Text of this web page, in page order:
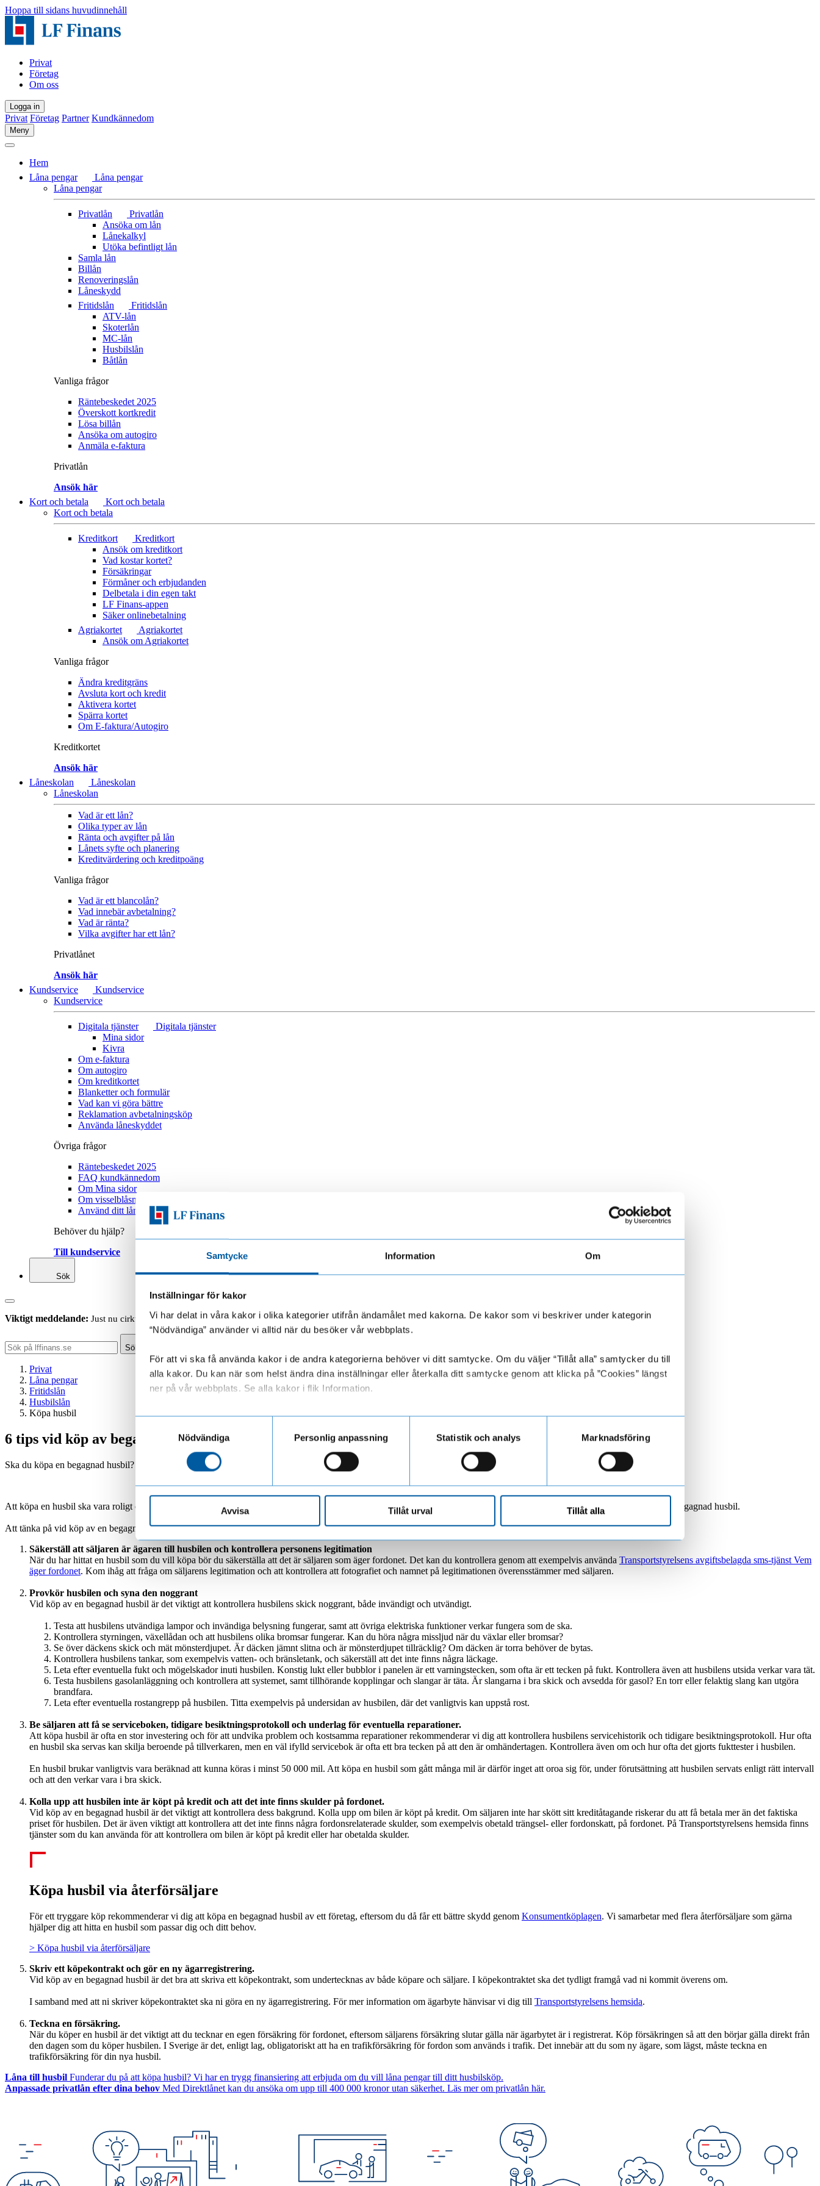
Samtycke Information Om
Inställningar för kakor
Vi har delat in våra kakor i olika kategorier utifrån ändamålet med kakorna. De kakor som vi beskriver under kategorin
“Nödvändiga” använder vi alltid när du besöker vår webbplats.
För att vi ska få använda kakor i de andra kategorierna behöver vi ditt samtycke. Om du väljer “Tillåt alla” samtycker du till
alla kakor. Du kan när som helst ändra dina inställningar eller återkalla ditt samtycke genom att klicka på ”Cookies” längst
ner på vår webbplats. Se alla kakor i flik Information.
Läs mer om hur vi behandlar personuppgifter när du besöker vår webbplats
Nödvändiga
Personlig anpassning Statistik och analys Marknadsföring
Avvisa Tillåt urval Tillåt alla
Hoppa till sidans huvudinnehåll
Privat
Företag
Om oss
Logga in
Privat Företag Partner Kundkännedom
Meny
Hem
Låna pengar
Låna pengar
Låna pengar
Privatlån
Privatlån
Ansöka om lån
Lånekalkyl
Utöka befintligt lån
Samla lån
Billån
Renoveringslån
Låneskydd
Fritidslån
Fritidslån
ATV-lån
Skoterlån
MC-lån
Husbilslån
Båtlån
Vanliga frågor
Räntebeskedet 2025
Överskott kortkredit
Lösa billån
Ansöka om autogiro
Anmäla e-faktura
Privatlån
Ansök här
Kort och betala
Kort och betala
Kort och betala
Kreditkort
Kreditkort
Ansök om kreditkort
Vad kostar kortet?
Försäkringar
Förmåner och erbjudanden
Delbetala i din egen takt
LF Finans-appen
Säker onlinebetalning
Agriakortet
Agriakortet
Ansök om Agriakortet
Vanliga frågor
Ändra kreditgräns
Avsluta kort och kredit
Aktivera kortet
Spärra kortet
Om E-faktura/Autogiro
Kreditkortet
Ansök här
Låneskolan
Låneskolan
Låneskolan
Vad är ett lån?
Olika typer av lån
Ränta och avgifter på lån
Lånets syfte och planering
Kreditvärdering och kreditpoäng
Vanliga frågor
Vad är ett blancolån?
Vad innebär avbetalning?
Vad är ränta?
Vilka avgifter har ett lån?
Privatlånet
Ansök här
Kundservice
Kundservice
Kundservice
Digitala tjänster
Digitala tjänster
Mina sidor
Kivra
Om e-faktura
Om autogiro
Om kreditkortet
Blanketter och formulär
Vad kan vi göra bättre
Reklamation avbetalningsköp
Använda låneskyddet
Övriga frågor
Räntebeskedet 2025
FAQ kundkännedom
Om Mina sidor
Om visselblåsning
Använd ditt låneskydd
Behöver du hjälp?
Till kundservice
Sök
Viktigt meddelande: Just nu cirkulerar falska sms som ser ut att komma frånLF Finans.Så skyddar du dig >
Sök
Privat
Låna pengar
Fritidslån
Husbilslån
Köpa husbil
6 tips vid köp av begagnad husbil
Ska du köpa en begagnad husbil? Undvik vanliga fällor genom att följa vår checklista på saker som är bra att tänka på vid köp av en begagnad husbil.
Att köpa en husbil ska vara roligt och leda till många härliga semestrar. För att säkerställa att det blir så får du en checklista på saker som är bra att tänka på när du ska köpa en begagnad husbil.
Att tänka på vid köp av en begagnad husbil:
Säkerställ att säljaren är ägaren till husbilen och kontrollera personens legitimation
När du har hittat en husbil som du vill köpa bör du säkerställa att det är säljaren som äger fordonet. Det kan du kontrollera genom att exempelvis använda Transportstyrelsens avgiftsbelagda sms-tjänst Vem
äger fordonet. Kom ihåg att fråga om säljarens legitimation och att kontrollera att fotografiet och namnet på legitimationen överensstämmer med säljaren.
Provkör husbilen och syna den noggrant
Vid köp av en begagnad husbil är det viktigt att kontrollera husbilens skick noggrant, både invändigt och utvändigt.
Testa att husbilens utvändiga lampor och invändiga belysning fungerar, samt att övriga elektriska funktioner verkar fungera som de ska.
Kontrollera styrningen, växellådan och att husbilens olika bromsar fungerar. Kan du höra några missljud när du växlar eller bromsar?
Se över däckens skick och mät mönsterdjupet. Är däcken jämnt slitna och är mönsterdjupet tillräcklig? Om däcken är torra behöver de bytas.
Kontrollera husbilens tankar, som exempelvis vatten- och bränsletank, och säkerställ att det inte finns några läckage.
Leta efter eventuella fukt och mögelskador inuti husbilen. Konstig lukt eller bubblor i panelen är ett varningstecken, som ofta är ett tecken på fukt. Kontrollera även att husbilens utsida verkar vara tät.
Testa husbilens gasolanläggning och kontrollera att systemet, samt tillhörande kopplingar och slangar är täta. Är slangarna i bra skick och avsedda för gasol? En torr eller felaktig slang kan utgöra
brandfara.
Leta efter eventuella rostangrepp på husbilen. Titta exempelvis på undersidan av husbilen, där det vanligtvis kan uppstå rost.
Be säljaren att få se serviceboken, tidigare besiktningsprotokoll och underlag för eventuella reparationer.
Att köpa husbil är ofta en stor investering och för att undvika problem och kostsamma reparationer rekommenderar vi dig att kontrollera husbilens servicehistorik och tidigare besiktningsprotokoll. Hur ofta
en husbil ska servas kan skilja beroende på tillverkaren, men en väl ifylld servicebok är ofta ett bra tecken på att den är omhändertagen. Kontrollera även om och hur ofta det gjorts fukttester i husbilen.
En husbil brukar vanligtvis vara beräknad att kunna köras i minst 50 000 mil. Att köpa en husbil som gått många mil är därför inget att oroa sig för, under förutsättning att husbilen servats enligt rätt intervall
och att den verkar vara i bra skick.
Kolla upp att husbilen inte är köpt på kredit och att det inte finns skulder på fordonet.
Vid köp av en begagnad husbil är det viktigt att kontrollera dess bakgrund. Kolla upp om bilen är köpt på kredit. Om säljaren inte har skött sitt kreditåtagande riskerar du att få betala mer än det faktiska
priset för husbilen. Det är även viktigt att kontrollera att det inte finns några fordonsrelaterade skulder, som exempelvis obetald trängsel- eller fordonskatt, på fordonet. På Transportstyrelsens hemsida finns
tjänster som du kan använda för att kontrollera om bilen är köpt på kredit eller har obetalda skulder.
Köpa husbil via återförsäljare
För ett tryggare köp rekommenderar vi dig att köpa en begagnad husbil av ett företag, eftersom du då får ett bättre skydd genom Konsumentköplagen. Vi samarbetar med flera återförsäljare som gärna
hjälper dig att hitta en husbil som passar dig och ditt behov.
> Köpa husbil via återförsäljare
Skriv ett köpekontrakt och gör en ny ägarregistrering.
Vid köp av en begagnad husbil är det bra att skriva ett köpekontrakt, som undertecknas av både köpare och säljare. I köpekontraktet ska det tydligt framgå vad ni kommit överens om.
I samband med att ni skriver köpekontraktet ska ni göra en ny ägarregistrering. För mer information om ägarbyte hänvisar vi dig till Transportstyrelsens hemsida.
Teckna en försäkring.
När du köper en husbil är det viktigt att du tecknar en egen försäkring för fordonet, eftersom säljarens försäkring slutar gälla när ägarbytet är i registrerat. Köp försäkringen så att den börjar gälla direkt från
den dagen som du köper husbilen. I Sverige är det, enligt lag, obligatoriskt att ha en trafikförsäkring för fordon som används i trafik. Det innebär att du som ny ägare, som lägst, måste teckna en
trafikförsäkring för din nya husbil.
Låna till husbil Funderar du på att köpa husbil? Vi har en trygg finansiering att erbjuda om du vill låna pengar till ditt husbilsköp.
Anpassade privatlån efter dina behov Med Direktlånet kan du ansöka om upp till 400 000 kronor utan säkerhet. Läs mer om privatlån här.